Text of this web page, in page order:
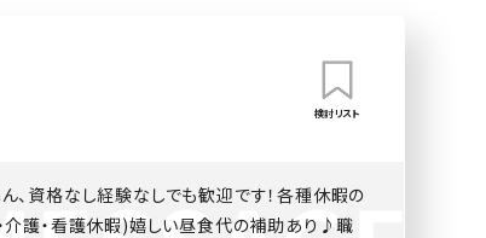
検討リスト
、資格なし経験なしでも歓迎です！各種休暇の
介護・看護休暇)嬉しい昼食代の補助あり♪職